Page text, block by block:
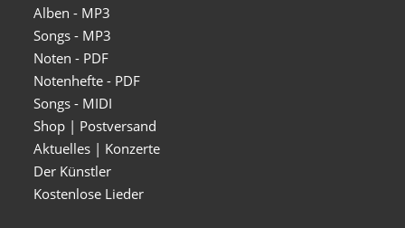
Alben - MP3
Songs - MP3
Noten - PDF
Notenhefte - PDF
Songs - MIDI
Shop | Postversand
Aktuelles | Konzerte
Der Künstler
Kostenlose Lieder